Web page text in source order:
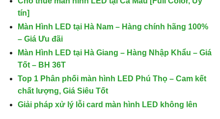
tín]
Màn Hình LED tại Hà Nam – Hàng chính hãng 100%
– Giá Ưu đãi
Màn Hình LED tại Hà Giang – Hàng Nhập Khẩu – Giá
Tốt – BH 36T
Top 1 Phân phối màn hình LED Phú Thọ – Cam kết
chất lượng, Giá Siêu Tốt
Giải pháp xử lý lỗi card màn hình LED không lên